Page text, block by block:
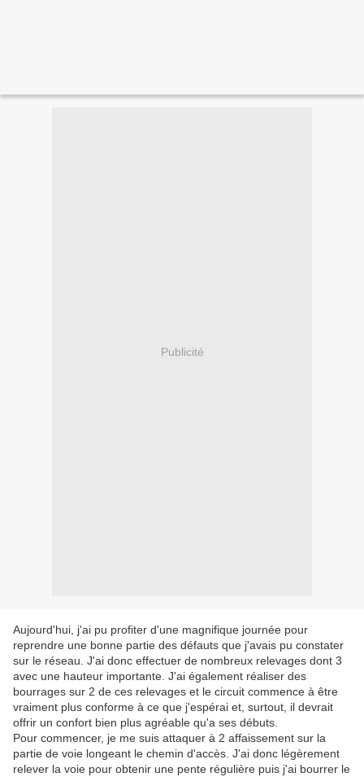
Publicité
Aujourd'hui, j'ai pu profiter d'une magnifique journée pour
reprendre une bonne partie des défauts que j'avais pu constater
sur le réseau. J'ai donc effectuer de nombreux relevages dont 3
avec une hauteur importante. J'ai également réaliser des
bourrages sur 2 de ces relevages et le circuit commence à être
vraiment plus conforme à ce que j'espérai et, surtout, il devrait
offrir un confort bien plus agréable qu'a ses débuts.
Pour commencer, je me suis attaquer à 2 affaissement sur la
partie de voie longeant le chemin d'accès. J'ai donc légèrement
relever la voie pour obtenir une pente régulière puis j'ai bourrer le